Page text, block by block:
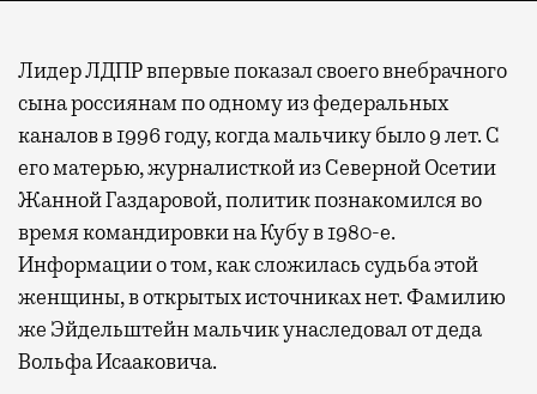
Лидер ЛДПР впервые показал своего внебрачного
сына россиянам по одному из федеральных
каналов в 1996 году, когда мальчику было 9 лет. С
его матерью, журналисткой из Северной Осетии
Жанной Газдаровой, политик познакомился во
время командировки на Кубу в 1980-е.
Информации о том, как сложилась судьба этой
женщины, в открытых источниках нет. Фамилию
же Эйдельштейн мальчик унаследовал от деда
Вольфа Исааковича.